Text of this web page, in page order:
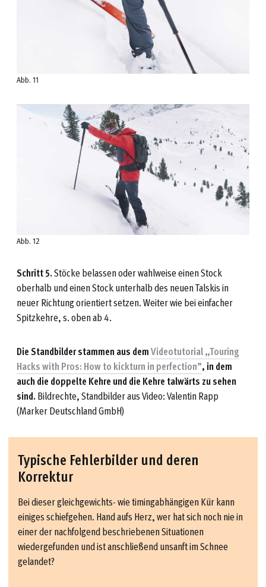
Abb. 11
Abb. 12
Schritt 5.Stöcke belassen oder wahlweise einen Stock
oberhalb und einen Stock unterhalb des neuen Talskis in
neuer Richtung orientiert setzen. Weiter wie bei einfacher
Spitzkehre, s. oben ab 4.
Die Standbilder stammen aus demVideotutorial „Touring
Hacks with Pros: How to kickturn in perfection”, in dem
auch die doppelte Kehre und die Kehre talwärts zu sehen
sind. Bildrechte, Standbilder aus Video: Valentin Rapp
(Marker Deutschland GmbH)
Typische Fehlerbilder und deren
Korrektur
Bei dieser gleichgewichts- wie timingabhängigen Kür kann
einiges schiefgehen. Hand aufs Herz, wer hat sich noch nie in
einer der nachfolgend beschriebenen Situationen
wiedergefunden und ist anschließend unsanft im Schnee
gelandet?